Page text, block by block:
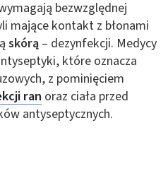
bezwzględnej
mające kontakt z błonami
skórą – dezynfekcji. Medycy
które oznacza
z pominięciem
ran oraz ciała przed
antyseptycznych.